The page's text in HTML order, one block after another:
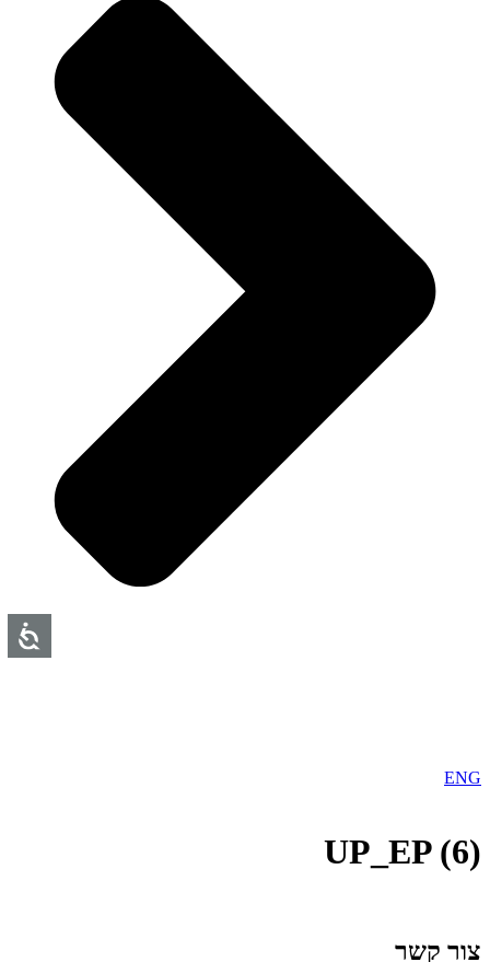
ENG
UP_EP (6)
צור קשר